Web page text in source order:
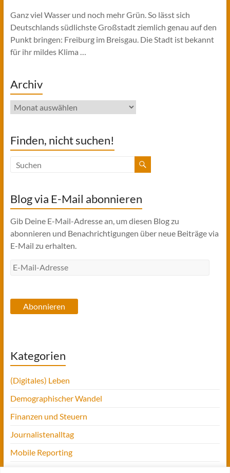
Ganz viel Wasser und noch mehr Grün. So lässt sich
Deutschlands südlichste Großstadt ziemlich genau auf den
Punkt bringen: Freiburg im Breisgau. Die Stadt ist bekannt
für ihr mildes Klima …
Archiv
Archiv
Finden, nicht suchen!
Blog via E-Mail abonnieren
Gib Deine E-Mail-Adresse an, um diesen Blog zu
abonnieren und Benachrichtigungen über neue Beiträge via
E-Mail zu erhalten.
E-
Abonnieren
Kategorien
(Digitales) Leben
Demographischer Wandel
Finanzen und Steuern
Journalistenalltag
Mobile Reporting